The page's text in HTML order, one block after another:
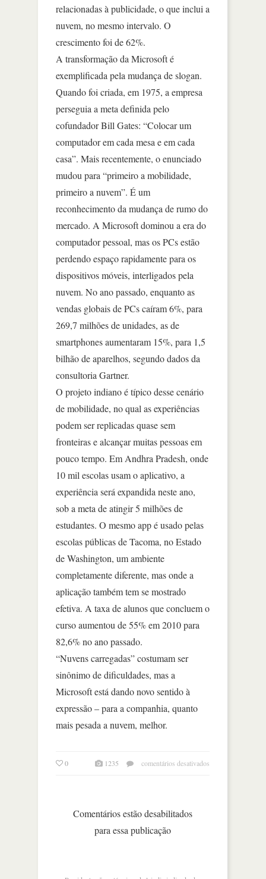
relacionadas à publicidade, o que inclui a
nuvem, no mesmo intervalo. O
crescimento foi de 62%.
A transformação da Microsoft é
exemplificada pela mudança de slogan.
Quando foi criada, em 1975, a empresa
perseguia a meta definida pelo
cofundador Bill Gates: “Colocar um
computador em cada mesa e em cada
casa”. Mais recentemente, o enunciado
mudou para “primeiro a mobilidade,
primeiro a nuvem”. É um
reconhecimento da mudança de rumo do
mercado. A Microsoft dominou a era do
computador pessoal, mas os PCs estão
perdendo espaço rapidamente para os
dispositivos móveis, interligados pela
nuvem. No ano passado, enquanto as
vendas globais de PCs caíram 6%, para
269,7 milhões de unidades, as de
smartphones aumentaram 15%, para 1,5
bilhão de aparelhos, segundo dados da
consultoria Gartner.
O projeto indiano é típico desse cenário
de mobilidade, no qual as experiências
podem ser replicadas quase sem
fronteiras e alcançar muitas pessoas em
pouco tempo. Em Andhra Pradesh, onde
10 mil escolas usam o aplicativo, a
experiência será expandida neste ano,
sob a meta de atingir 5 milhões de
estudantes. O mesmo app é usado pelas
escolas públicas de Tacoma, no Estado
de Washington, um ambiente
completamente diferente, mas onde a
aplicação também tem se mostrado
efetiva. A taxa de alunos que concluem o
curso aumentou de 55% em 2010 para
82,6% no ano passado.
“Nuvens carregadas” costumam ser
sinônimo de dificuldades, mas a
Microsoft está dando novo sentido à
expressão – para a companhia, quanto
mais pesada a nuvem, melhor.
0 1235 comentários desativados
Comentários estão desabilitados
para essa publicação